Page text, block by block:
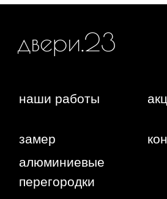
Политика конфиденциальности
Сайт сделан студией"Рыба под водой"